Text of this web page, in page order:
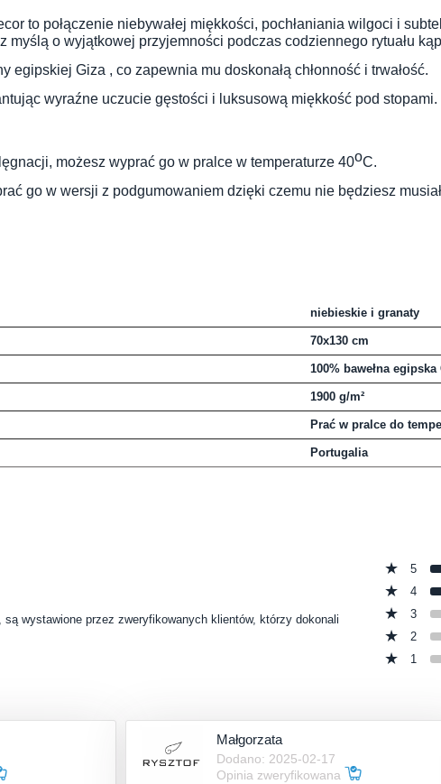
to połączenie niebywałej miękkości, pochłaniania wilgoci i
myślą o wyjątkowej przyjemności podczas codziennego rytuału
egipskiej Giza , co zapewnia mu doskonałą chłonność i trwałość.
wyraźne uczucie gęstości i luksusową miękkość pod stopami.
możesz wyprać go w pralce w temperaturze 40oC.
go w wersji z podgumowaniem dzięki czemu nie będziesz
niebieskie i granaty
70x130 cm
100% bawełna egipska
1900 g/m²
Prać w pralce do
Portugalia
wystawione przez zweryfikowanych klientów, którzy dokonali
5
4
3
2
1
Małgorzata
Dodano: 2025-02-17
Opinia zweryfikowana